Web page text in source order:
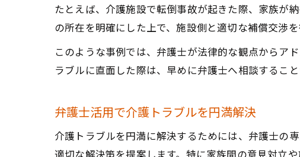
たとえば、介護施設で転倒事故が起きた際、家族が
の所在を明確にした上で、施設側と適切な補償交渉
このような事例では、弁護士が法律的な観点からア
ラブルに直面した際は、早めに弁護士へ相談すること
弁護士活用で介護トラブルを円満解決
介護トラブルを円満に解決するためには、弁護士の